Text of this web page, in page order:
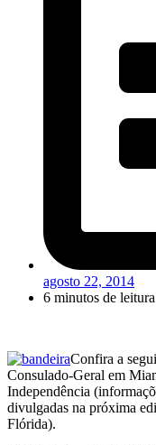
agosto 22, 2014
6 minutos de leitura
Confira a
Consulado-Geral em
Independência
divulgadas na próxima
Flórida).